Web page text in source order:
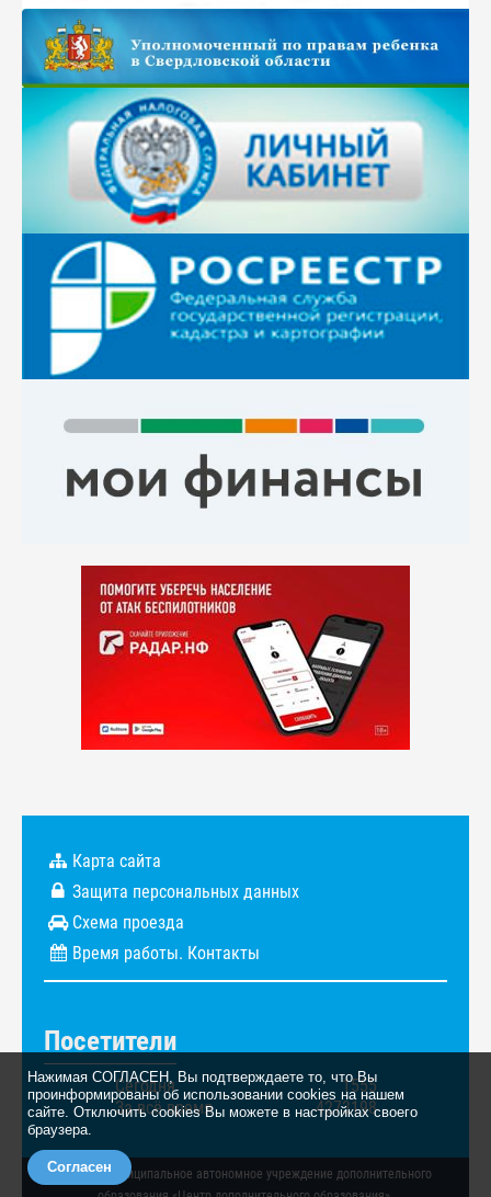
Нажимая СОГЛАСЕН, Вы подтверждаете то, что Вы
проинформированы об использовании cookies на нашем
сайте. Отключить cookies Вы можете в настройках своего
браузера.
Согласен
Карта сайта
Защита персональных данных
Схема проезда
Время работы. Контакты
Посетители
Сегодня
1555
За всё время
4273198
© 2026. Муниципальное автономное учреждение дополнительного